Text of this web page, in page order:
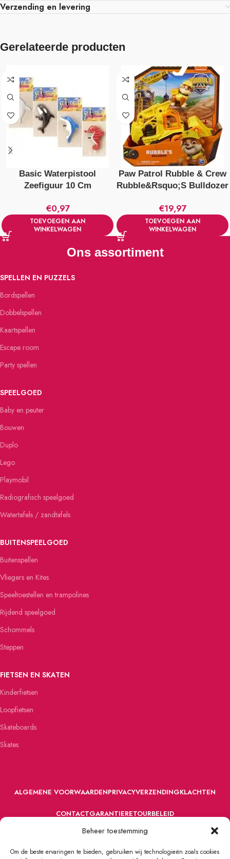
Beheer toestemming
Om de beste ervaringen te bieden, gebruiken wij technologieën zoals cookies
Verzending en levering
Gerelateerde producten
Basic Waterpistool
Zeefiguur 10 Cm
€0,97
TOEVOEGEN AAN
WINKELWAGEN
Paw Patrol Rubble & Crew
Rubble&Rsquo;S Bulldozer
€19,97
TOEVOEGEN AAN
WINKELWAGEN
Ons assortiment
SPELLEN EN PUZZELS
Bordspellen
Dobbelspellen
Kaartspellen
Escape room
Party spellen
SPEELGOED
Baby en peuter
Bouwen
Duplo
Lego
Playmobil
Radiografisch speelgoed
Watertafels / zandtafels
BUITENSPEELGOED
Buitenspellen
Vliegers en Kites
Speeltoestellen en trampolines
Rijdend speelgoed
Schommels
Steppen
FIETSEN EN SKATEN
Kinderfietsen
Loopfietsen
Skateboards
Skates
ALGEMENE VOORWAARDENPRIVACYVERZENDINGKLACHTEN
CONTACTGARANTIERETOURBELEID